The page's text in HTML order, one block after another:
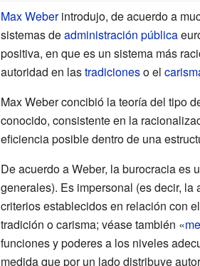
Max Weberintrodujo, de acuerdo a
sistemas deadministración pública
positiva, en que es un sistema más
autoridad en lastradicioneso el
Max Weber concibió la teoría del tipo
conocido, consistente en la
eficiencia posible dentro de una
De acuerdo a Weber, la burocracia es
generales). Es impersonal (es decir,
criterios establecidos en relación con
tradición o carisma; véase también «
funciones y poderes a los niveles
medida que por un lado distribuye